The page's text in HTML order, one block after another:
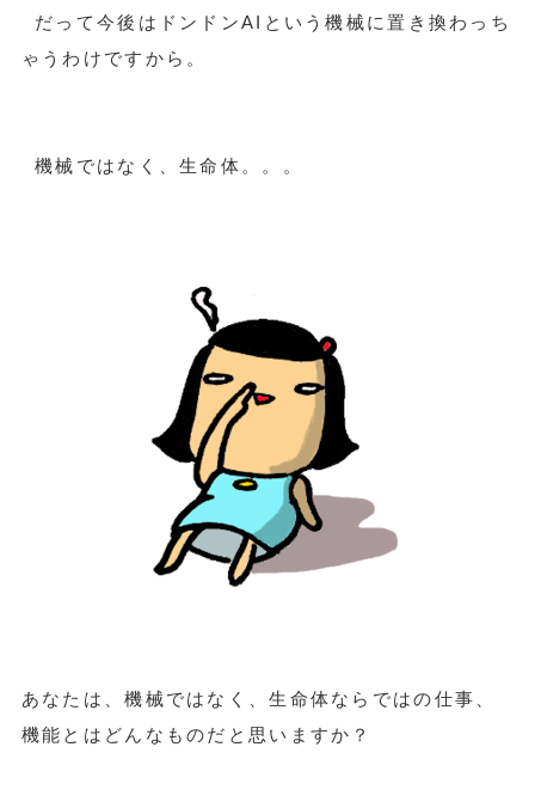
だって今後はドンドンAIという機械に置き換わっち
ゃうわけですから。
機械ではなく、生命体。。。
あなたは、機械ではなく、生命体ならではの仕事、
機能とはどんなものだと思いますか？